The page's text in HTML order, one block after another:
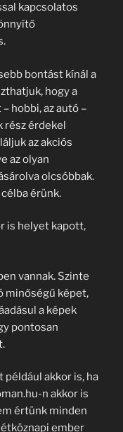
kapcsolatos
bontást kínál a
hogy a
hobbi, az autó –
rész érdekel
az akciós
az olyan
olcsóbbak.
érünk.
is helyet kapott,
vannak. Szinte
minőségű képet,
a képek
pontosan
például akkor is, ha
n akkor is
értünk minden
ember